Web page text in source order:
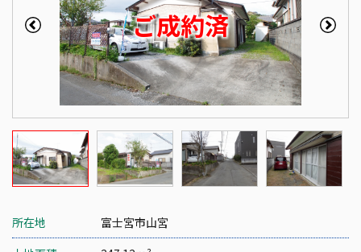
ご成約済
所在地
富士宮市山宮